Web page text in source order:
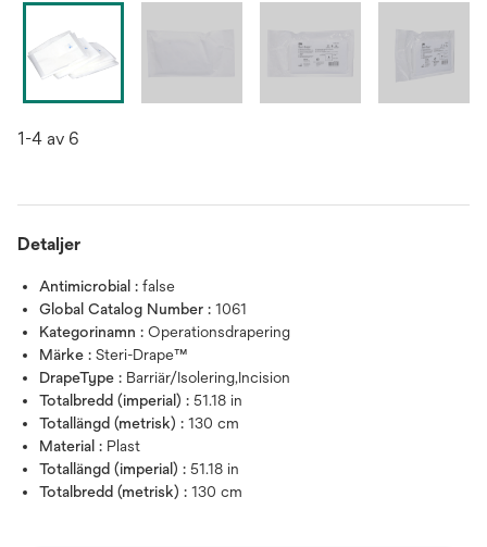
1-4 av 6
Detaljer
Antimicrobial : false
Global Catalog Number : 1061
Kategorinamn : Operationsdrapering
Märke : Steri-Drape™
DrapeType : Barriär/Isolering,Incision
Totalbredd (imperial) : 51.18 in
Totallängd (metrisk) : 130 cm
Material : Plast
Totallängd (imperial) : 51.18 in
Totalbredd (metrisk) : 130 cm